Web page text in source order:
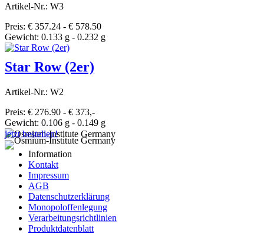
Artikel-Nr.: W3
Preis: € 357.24 - € 578.50
Gewicht: 0.133 g - 0.232 g
Star Row (2er)
Artikel-Nr.: W2
Preis: € 276.90 - € 373,-
Gewicht: 0.106 g - 0.149 g
jetzt bestellen!
Information
Kontakt
Impressum
AGB
Datenschutzerklärung
Monopoloffenlegung
Verarbeitungsrichtlinien
Produktdatenblatt